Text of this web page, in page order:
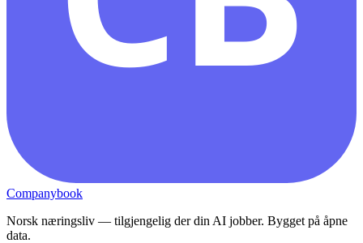
Companybook
Norsk næringsliv — tilgjengelig der din AI jobber. Bygget på åpne
data.